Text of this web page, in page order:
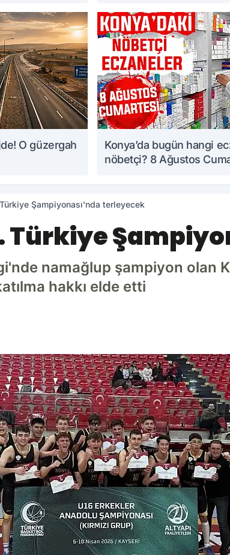
O güzergah
Konya’da bugün hangi
nöbetçi? 8 Ağustos
Şampiyonası'nda terleyecek
Türkiye
namağlup şampiyon olan
hakkı elde etti